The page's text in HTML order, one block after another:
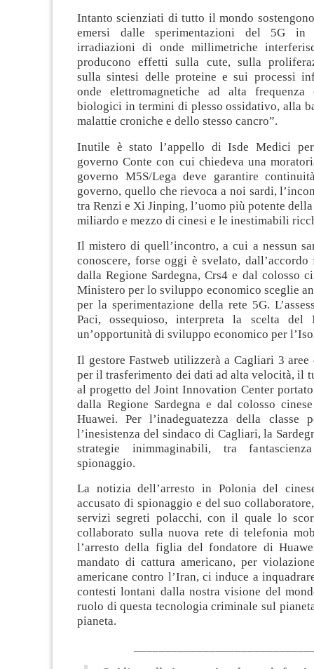
Intanto scienziati di tutto il mondo
emersi dalle sperimentazioni del 5G
irradiazioni di onde millimetriche
producono effetti sulla cute, sulla
sulla sintesi delle proteine e sui processi
onde elettromagnetiche ad alta frequenza
biologici in termini di plesso ossidativo, alla
malattie croniche e dello stesso cancro”.
Inutile è stato l’appello di Isde Medici
governo Conte con cui chiedeva una
governo M5S/Lega deve garantire
governo, quello che rievoca a noi sardi,
tra Renzi e Xi Jinping, l’uomo più potente
miliardo e mezzo di cinesi e le inestimabili
Il mistero di quell’incontro, a cui a nessun
conoscere, forse oggi è svelato, dall’accordo
dalla Regione Sardegna, Crs4 e dal colosso
Ministero per lo sviluppo economico sceglie
per la sperimentazione della rete 5G.
Paci, ossequioso, interpreta la scelta del
un’opportunità di sviluppo economico per
Il gestore Fastweb utilizzerà a Cagliari 3
per il trasferimento dei dati ad alta velocità, il
al progetto del Joint Innovation Center
dalla Regione Sardegna e dal colosso
Huawei. Per l’inadeguatezza della classe
l’inesistenza del sindaco di Cagliari, la
strategie inimmaginabili, tra
spionaggio.
La notizia dell’arresto in Polonia del
accusato di spionaggio e del suo
servizi segreti polacchi, con il quale lo
collaborato sulla nuova rete di telefonia
l’arresto della figlia del fondatore di
mandato di cattura americano, per
americane contro l’Iran, ci induce a
contesti lontani dalla nostra visione del
ruolo di questa tecnologia criminale sul
pianeta.